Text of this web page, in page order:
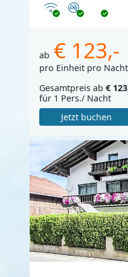
InternetNichtraucher
ab € 123,-
pro Einheit pro Nacht
Gesamtpreis ab €
für 1 Pers./ Nacht
Jetzt buchen